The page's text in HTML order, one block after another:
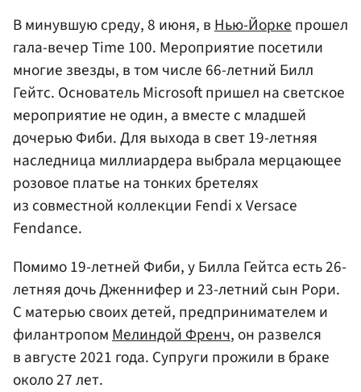
В минувшую среду, 8 июня, вНью-Йоркепрошел
гала-вечер Time 100. Мероприятие посетили
многие звезды, в том числе 66-летний Билл
Гейтс. Основатель Microsoft пришел на светское
мероприятие не один, а вместе с младшей
дочерью Фиби. Для выхода в свет 19-летняя
наследница миллиардера выбрала мерцающее
розовое платье на тонких бретелях
из совместной коллекции Fendi x Versace
Fendance.
Помимо 19-летней Фиби, у Билла Гейтса есть 26-
летняя дочь Дженнифер и 23-летний сын Рори.
С матерью своих детей, предпринимателем и
филантропом Мелиндой Френч, он развелся
в августе 2021 года. Супруги прожили в браке
около 27 лет.